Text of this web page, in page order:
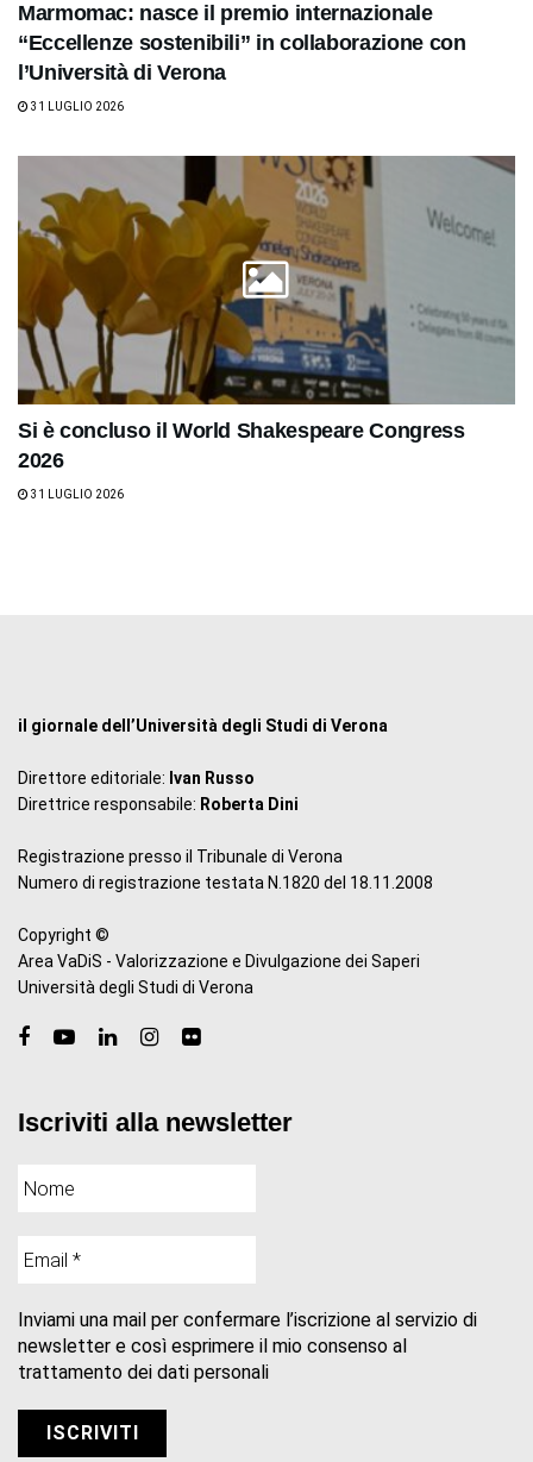
Marmomac: nasce il premio internazionale
“Eccellenze sostenibili” in collaborazione con
l’Università di Verona
31 LUGLIO 2026
Si è concluso il World Shakespeare Congress
2026
31 LUGLIO 2026
il giornale dell’Università degli Studi di Verona
Direttore editoriale: Ivan Russo
Direttrice responsabile: Roberta Dini
Registrazione presso il Tribunale di Verona
Numero di registrazione testata N.1820 del 18.11.2008
Copyright ©
Area VaDiS - Valorizzazione e Divulgazione dei Saperi
Università degli Studi di Verona
Iscriviti alla newsletter
Inviami una mail per confermare l’iscrizione al servizio di
newsletter e così esprimere il mio consenso al
trattamento dei dati personali